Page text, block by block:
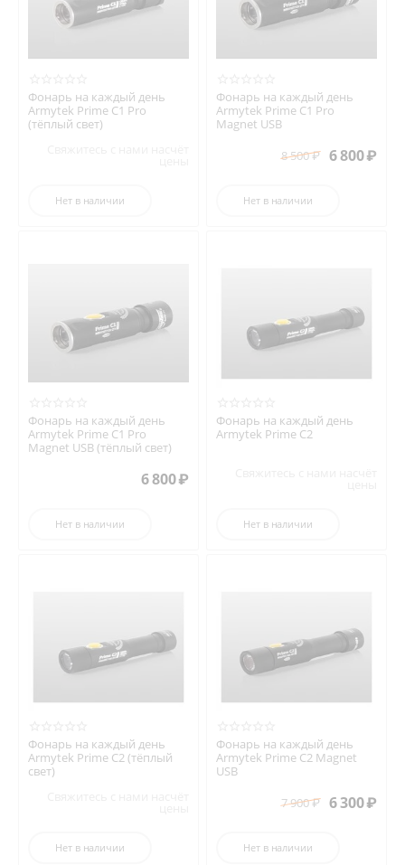
Фонарь на каждый день
Armytek Prime C1 Pro
(тёплый свет)
Нет в наличии
Фонарь на каждый день
Armytek Prime C1 Pro
Magnet USB
8 500₽ 6 800₽
Нет в наличии
Фонарь на каждый день
Armytek Prime C1 Pro
Magnet USB (тёплый свет)
6 800₽
Нет в наличии
Фонарь на каждый день
Armytek Prime C2
Нет в наличии
Фонарь на каждый день
Armytek Prime C2 (тёплый
свет)
Нет в наличии
Фонарь на каждый день
Armytek Prime C2 Magnet
USB
7 900₽ 6 300₽
Нет в наличии